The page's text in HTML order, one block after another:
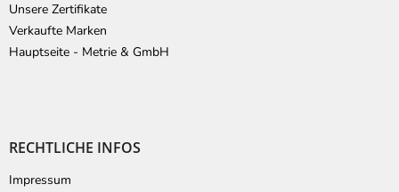
Unsere Zertifikate
Verkaufte Marken
Hauptseite - Metrie & GmbH
RECHTLICHE INFOS
Impressum